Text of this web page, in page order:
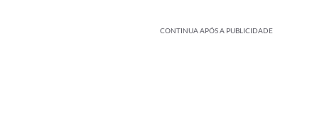
CONTINUA APÓS A PUBLICIDADE